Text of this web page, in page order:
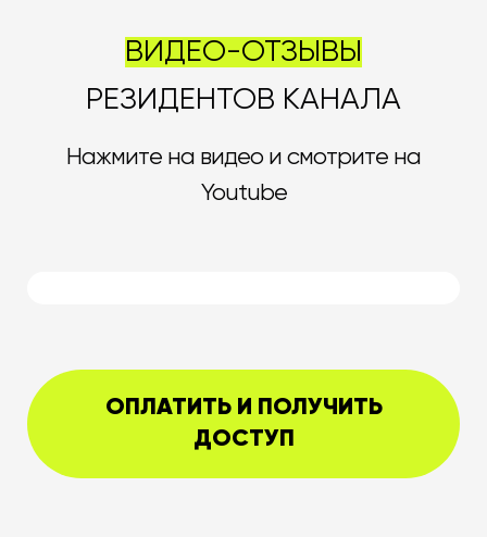
ВИДЕО-ОТЗЫВЫ
РЕЗИДЕНТОВ КАНАЛА
Нажмите на видео и смотрите на
Youtube
ОПЛАТИТЬ И ПОЛУЧИТЬ
ДОСТУП